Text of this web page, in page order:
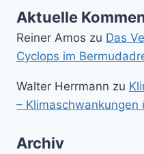
Aktuelle
Reiner Amos zu Das
Cyclops im
Walter Herrmann zu
– Klimaschwankungen
Archiv